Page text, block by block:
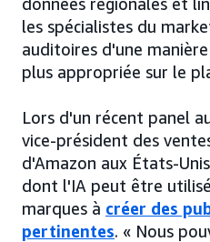
les spécialistes du
auditoires d'une
plus appropriée sur le
Lors d'un récent panel
vice-président des
d'Amazon aux États-
dont l'IA peut être
marques à créer des
pertinentes. « Nous